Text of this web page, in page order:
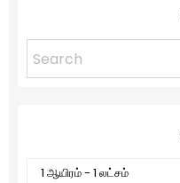
1 ஆயிரம் - 1 லட்சம்